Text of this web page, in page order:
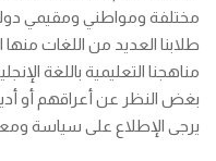
مختلفة ومواطني ومقيمي دولة
طلابنا العديد من اللغات منها
مناهجنا التعليمية باللغة
بغض النظر عن أعراقهم أو
يرجى الإطلاع على سياسة